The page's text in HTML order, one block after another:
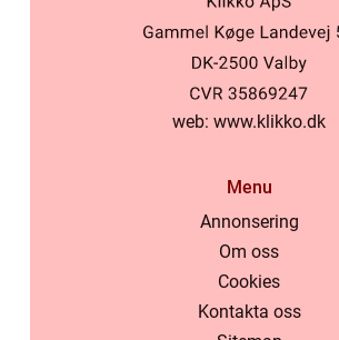
web: www.klikko.dk
Menu
Annonsering
Om oss
Cookies
Kontakta oss